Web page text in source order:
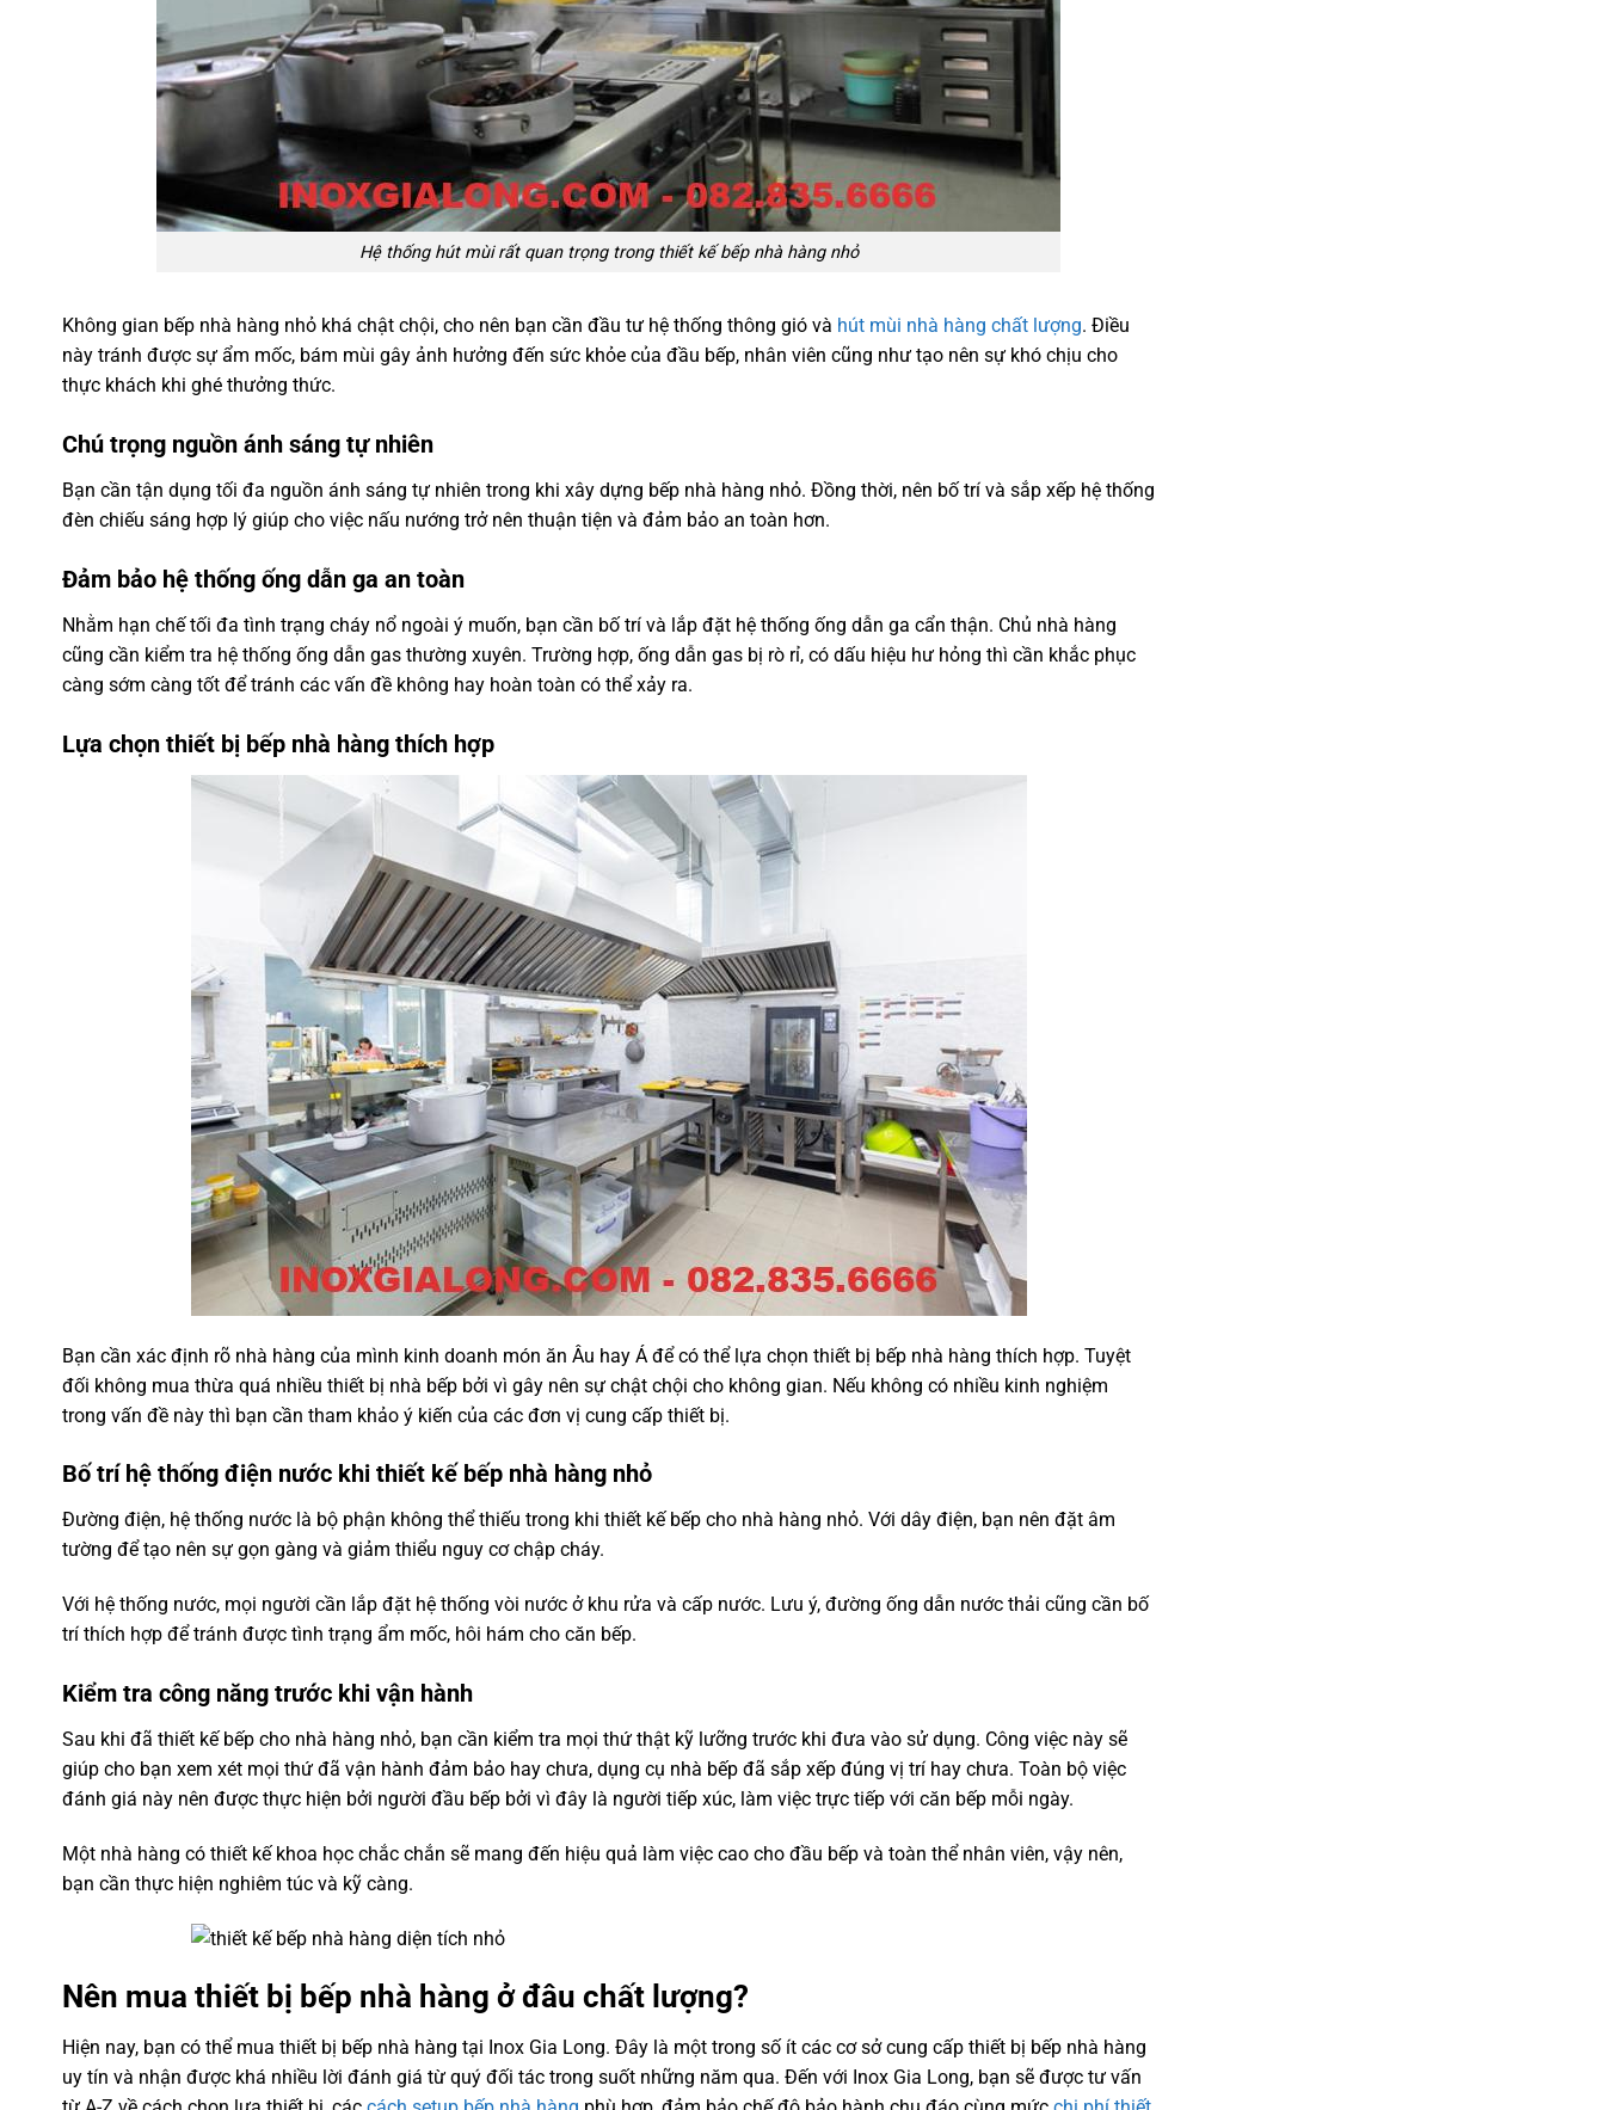
Hệ thống hút mùi rất quan trọng trong thiết kế bếp nhà hàng nhỏ
Không gian bếp nhà hàng nhỏ khá chật chội, cho nên bạn cần đầu tư hệ thống thông gió và hút mùi nhà hàng chất lượng. Điều
này tránh được sự ẩm mốc, bám mùi gây ảnh hưởng đến sức khỏe của đầu bếp, nhân viên cũng như tạo nên sự khó chịu cho
thực khách khi ghé thưởng thức.
Chú trọng nguồn ánh sáng tự nhiên
Bạn cần tận dụng tối đa nguồn ánh sáng tự nhiên trong khi xây dựng bếp nhà hàng nhỏ. Đồng thời, nên bố trí và sắp xếp hệ thống
đèn chiếu sáng hợp lý giúp cho việc nấu nướng trở nên thuận tiện và đảm bảo an toàn hơn.
Đảm bảo hệ thống ống dẫn ga an toàn
Nhằm hạn chế tối đa tình trạng cháy nổ ngoài ý muốn, bạn cần bố trí và lắp đặt hệ thống ống dẫn ga cẩn thận. Chủ nhà hàng
cũng cần kiểm tra hệ thống ống dẫn gas thường xuyên. Trường hợp, ống dẫn gas bị rò rỉ, có dấu hiệu hư hỏng thì cần khắc phục
càng sớm càng tốt để tránh các vấn đề không hay hoàn toàn có thể xảy ra.
Lựa chọn thiết bị bếp nhà hàng thích hợp
Bạn cần xác định rõ nhà hàng của mình kinh doanh món ăn Âu hay Á để có thể lựa chọn thiết bị bếp nhà hàng thích hợp. Tuyệt
đối không mua thừa quá nhiều thiết bị nhà bếp bởi vì gây nên sự chật chội cho không gian. Nếu không có nhiều kinh nghiệm
trong vấn đề này thì bạn cần tham khảo ý kiến của các đơn vị cung cấp thiết bị.
Bố trí hệ thống điện nước khi thiết kế bếp nhà hàng nhỏ
Đường điện, hệ thống nước là bộ phận không thể thiếu trong khi thiết kế bếp cho nhà hàng nhỏ. Với dây điện, bạn nên đặt âm
tường để tạo nên sự gọn gàng và giảm thiểu nguy cơ chập cháy.
Với hệ thống nước, mọi người cần lắp đặt hệ thống vòi nước ở khu rửa và cấp nước. Lưu ý, đường ống dẫn nước thải cũng cần bố
trí thích hợp để tránh được tình trạng ẩm mốc, hôi hám cho căn bếp.
Kiểm tra công năng trước khi vận hành
Sau khi đã thiết kế bếp cho nhà hàng nhỏ, bạn cần kiểm tra mọi thứ thật kỹ lưỡng trước khi đưa vào sử dụng. Công việc này sẽ
giúp cho bạn xem xét mọi thứ đã vận hành đảm bảo hay chưa, dụng cụ nhà bếp đã sắp xếp đúng vị trí hay chưa. Toàn bộ việc
đánh giá này nên được thực hiện bởi người đầu bếp bởi vì đây là người tiếp xúc, làm việc trực tiếp với căn bếp mỗi ngày.
Một nhà hàng có thiết kế khoa học chắc chắn sẽ mang đến hiệu quả làm việc cao cho đầu bếp và toàn thể nhân viên, vậy nên,
bạn cần thực hiện nghiêm túc và kỹ càng.
Nên mua thiết bị bếp nhà hàng ở đâu chất lượng?
Hiện nay, bạn có thể mua thiết bị bếp nhà hàng tại Inox Gia Long. Đây là một trong số ít các cơ sở cung cấp thiết bị bếp nhà hàng
uy tín và nhận được khá nhiều lời đánh giá từ quý đối tác trong suốt những năm qua. Đến với Inox Gia Long, bạn sẽ được tư vấn